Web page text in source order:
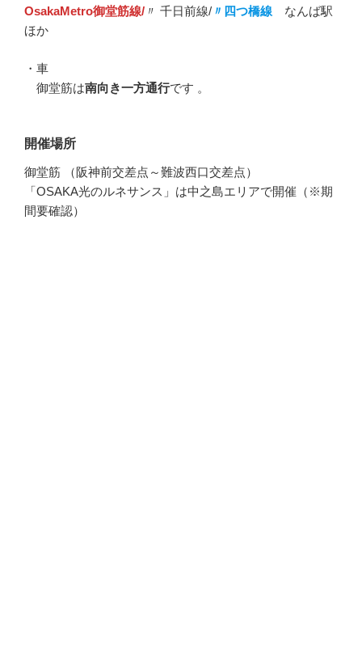
OsakaMetro御堂筋線/ 〃 千日前線/ 〃四つ橋線 なんば駅
ほか
・車
御堂筋は南向き一方通行です 。
開催場所
御堂筋 （阪神前交差点～難波西口交差点）
「OSAKA光のルネサンス」は中之島エリアで開催（※期
間要確認）